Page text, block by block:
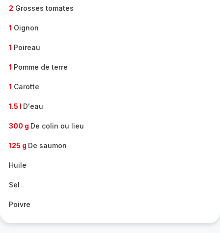
2 Grosses tomates
1 Oignon
1 Poireau
1 Pomme de terre
1 Carotte
1.5 l D'eau
300 g De colin ou lieu
125 g De saumon
Huile
Sel
Poivre